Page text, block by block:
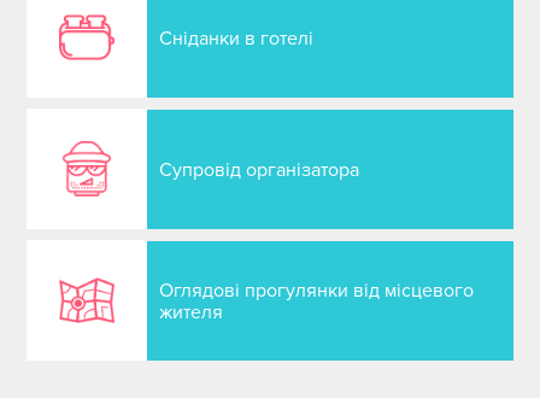
Сніданки в готелі
Супровід організатора
Оглядові прогулянки від місцевого
жителя